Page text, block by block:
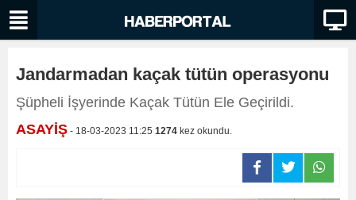
Jandarmadan kaçak tütün operasyonu
Şüpheli İşyerinde Kaçak Tütün Ele Geçirildi.
ASAYİŞ - 18-03-2023 11:25 1274 kez okundu.